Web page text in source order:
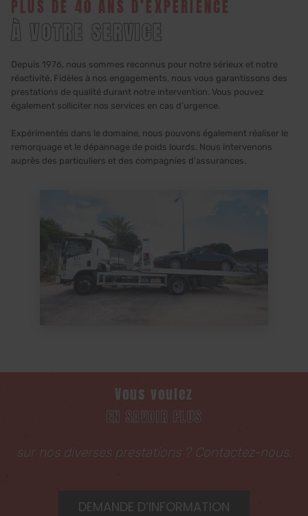
PLUS DE 40 ANS D’EXPÉRIENCE
À VOTRE SERVICE
Depuis 1976, nous sommes reconnus pour notre sérieux et notre
réactivité. Fidèles à nos engagements, nous vous garantissons des
prestations de qualité durant notre intervention. Vous pouvez
également solliciter nos services en cas d’urgence.
Expérimentés dans le domaine, nous pouvons également réaliser le
remorquage et le dépannage de poids lourds. Nous intervenons
auprès des particuliers et des compagnies d'assurances.
Vous voulez
EN SAVOIR PLUS
sur nos diverses prestations ? Contactez-nous.
DEMANDE D’INFORMATION